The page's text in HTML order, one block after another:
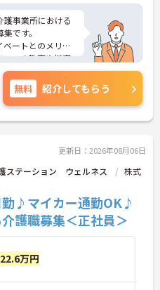
事業所における
です。
ートとのメリハ
ッフの教育や指導
。
ントなど、さら
ご相談くださ
無料 紹介してもらう
更新日：2026年08月06日
ステーション ウェルネス
株式
勤♪マイカー通勤OK♪
護職募集＜正社員＞
万円